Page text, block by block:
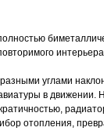
углами
в движении.
отопления,